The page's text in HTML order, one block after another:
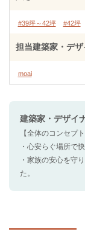
#39坪～42坪 #42坪
担当建築家・デ
moai
建築家・デザイ
【全体のコンセプト
・心安らぐ場所で
・家族の安心を守
た。